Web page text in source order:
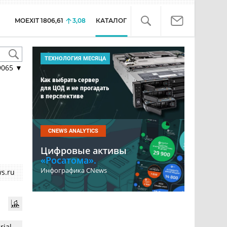
MOEXIT 1806,61 3,08 КАТАЛОГ
▼
ТЕХНОЛОГИЯ МЕСЯЦА
Как выбрать сервер
для ЦОД и не прогадать
в перспективе
CNEWS ANALYTICS
Цифровые активы
«Росатома».
Инфографика CNews